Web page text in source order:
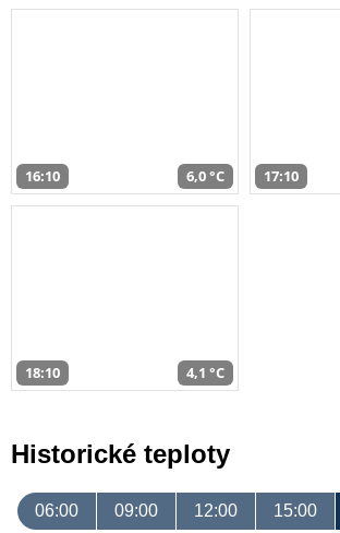
16:10 6,0 °C 17:10
18:10 4,1 °C
Historické teploty
06:00 09:00 12:00 15:00